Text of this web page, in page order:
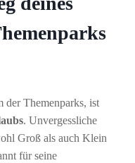
der Themenparks, ist
. Unvergessliche
Groß als auch Klein
für seine